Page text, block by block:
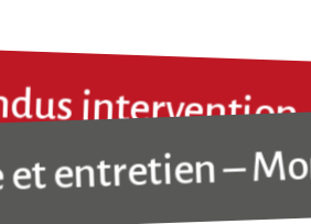
solutions en
delà des attentes en
chaque intervention est
grande compétence
–